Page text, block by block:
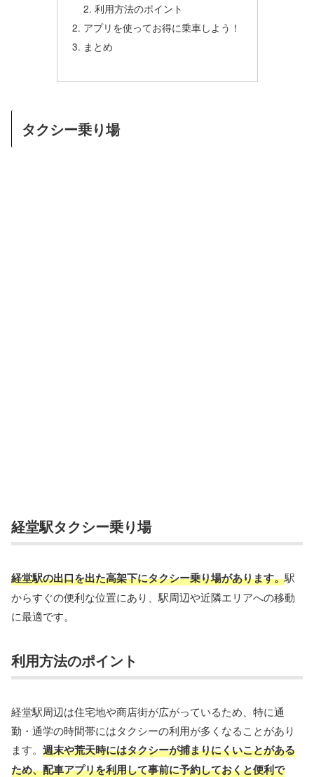
利用方法のポイント
アプリを使ってお得に乗車しよう！
まとめ
タクシー乗り場
経堂駅タクシー乗り場
経堂駅の出口を出た高架下にタクシー乗り場があります。駅
からすぐの便利な位置にあり、駅周辺や近隣エリアへの移動
に最適です。
利用方法のポイント
経堂駅周辺は住宅地や商店街が広がっているため、特に通
勤・通学の時間帯にはタクシーの利用が多くなることがあり
ます。 週末や荒天時にはタクシーが捕まりにくいことがある
ため、配車アプリを利用して事前に予約しておくと便利で